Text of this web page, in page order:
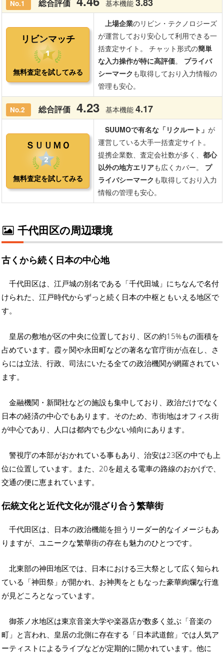
千代田区の周辺環境
古くから続く日本の中心地
千代田区は、江戸城の別名である「千代田城」にちなんで名付
けられた、江戸時代からずっと続く日本の中枢ともいえる地区で
す。
皇居の敷地が区の中央に位置しており、区の約15%もの面積を
占めています。霞ヶ関や永田町などの著名な官庁街が点在し、さ
らには立法、行政、司法にいたる全ての政治機関が網羅されてい
ます。
金融機関・新聞社などの施設も集中しており、政治だけでなく
日本の経済の中心でもあります。そのため、市街地はオフィス街
が中心であり、人口は都内でも少ない傾向にあります。
警視庁の本部がおかれている事もあり、治安は23区の中でも上
位に位置しています。また、20を超える電車の路線のおかげで、
交通の便に恵まれています。
伝統文化と近代文化が混ざり合う繁華街
千代田区は、日本の政治機能を担うリーダー的なイメージもあ
りますが、ユニークな繁華街の存在も魅力のひとつです。
北東部の神田地区では、日本における三大祭として広く知られ
ている「神田祭」が開かれ、お神輿をともなった豪華絢爛な行進
が見どころとなっています。
御茶ノ水地区は東京音楽大学や楽器店が数多く並ぶ「音楽の
町」と言われ、皇居の北側に存在する「日本武道館」では人気ア
ーティストによるライブなどが定期的に開かれています。他に